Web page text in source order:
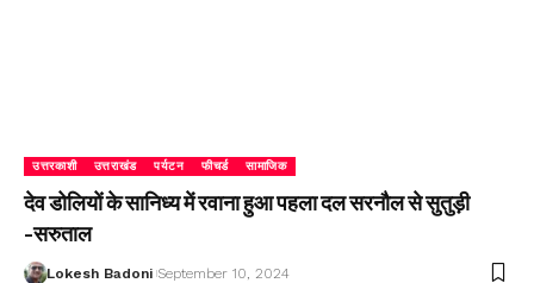
उत्तरकाशी उत्तराखंड पर्यटन फीचर्ड सामाजिक
देव डोलियों के सानिध्य में रवाना हुआ पहला दल सरनौल से सुतुड़ी
-सरुताल
Lokesh Badoni September 10, 2024